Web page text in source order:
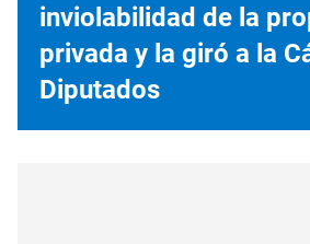
inviolabilidad de la
privada y la giró a la
Diputados